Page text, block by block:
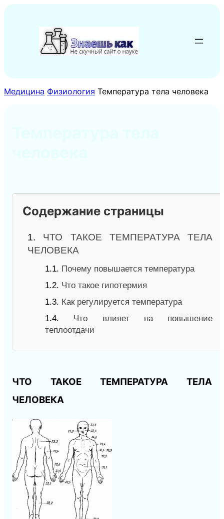
содержимому
Медицина Физиология Температура тела человека
Содержание страницы
1. ЧТО ТАКОЕ ТЕМПЕРАТУРА ТЕЛА
ЧЕЛОВЕКА
1.1. Почему повышается температура
1.2. Что такое гипотермия
1.3. Как регулируется температура
1.4. Что влияет на повышение
теплоотдачи
ЧТО ТАКОЕ ТЕМПЕРАТУРА ТЕЛА
ЧЕЛОВЕКА